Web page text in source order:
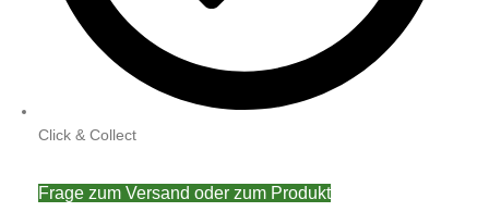
Click & Collect
Frage zum Versand oder zum Produkt